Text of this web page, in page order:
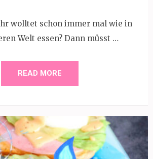
wolltet schon immer mal wie in
Welt essen? Dann müsst …
READ MORE